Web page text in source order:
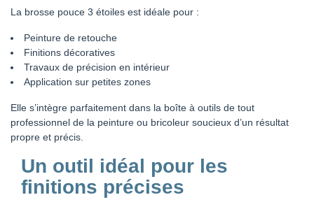
La brosse pouce 3 étoiles est idéale pour :
Peinture de retouche
Finitions décoratives
Travaux de précision en intérieur
Application sur petites zones
Elle s’intègre parfaitement dans la boîte à outils de tout
professionnel de la peinture ou bricoleur soucieux d’un résultat
propre et précis.
Un outil idéal pour les
finitions précises